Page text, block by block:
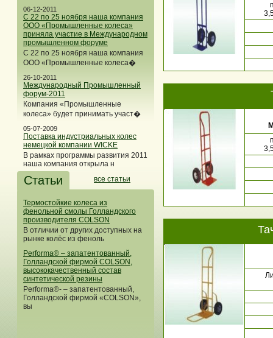
06-12-2011
С 22 по 25 ноября наша компания
ООО «Промышленные колеса»
приняла участие в Международном
промышленном форуме
С 22 по 25 ноября наша компания
ООО «Промышленные колеса�
26-10-2011
Международный Промышленный
форум-2011
Компания «Промышленные
колеса» будет принимать участ�
05-07-2009
Поставка индустриальных колес
немецкой компании WICKE
В рамках программы развития 2011
наша компания открыла н
Статьи все статьи
Термостойкие колеса из
фенольной смолы Голландского
производителя COLSON
В отличии от других доступных на
рынке колёс из феноль
Performa® – запатентованный,
Голландской фирмой COLSON,
высококачественный состав
синтетической резины
Performa®- – запатентованный,
Голландской фирмой «COLSON»,
вы